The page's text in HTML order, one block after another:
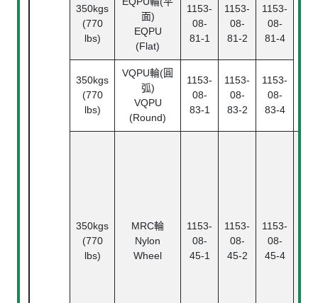
350kgs
(770
lbs)
面)
EQPU
(Flat)
1153-
08-
81-1
1153-
08-
81-2
1153-
08-
81-4
350kgs
(770
lbs)
VQPU輪(圓
弧)
VQPU
(Round)
1153-
08-
83-1
1153-
08-
83-2
1153-
08-
83-4
350kgs
(770
lbs)
MRC輪
Nylon
Wheel
1153-
08-
45-1
1153-
08-
45-2
1153-
08-
45-4